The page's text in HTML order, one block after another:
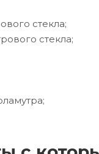
стекла;
стекла;